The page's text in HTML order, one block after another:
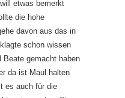
etwas bemerkt
die hohe
davon aus das in
schon wissen
Beate gemacht haben
da ist Maul halten
es auch für die